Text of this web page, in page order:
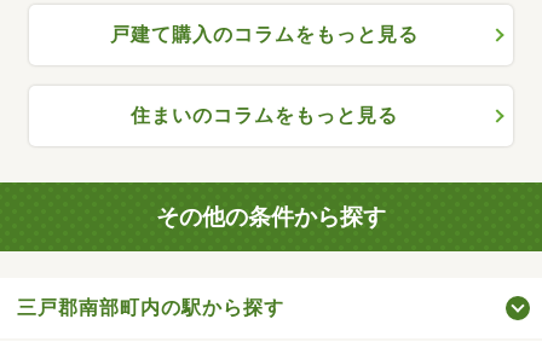
戸建て購入のコラムをもっと見る
住まいのコラムをもっと見る
その他の条件から探す
三戸郡南部町内の駅から探す